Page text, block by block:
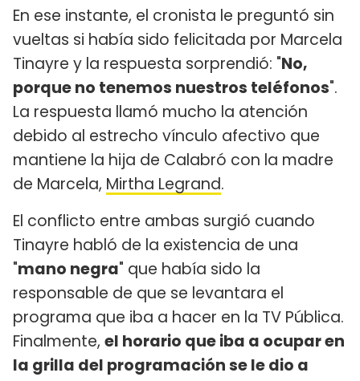
En ese instante, el cronista le preguntó sin
vueltas si había sido felicitada por Marcela
Tinayre y la respuesta sorprendió: "No,
porque no tenemos nuestros teléfonos".
La respuesta llamó mucho la atención
debido al estrecho vínculo afectivo que
mantiene la hija de Calabró con la madre
de Marcela, Mirtha Legrand.
El conflicto entre ambas surgió cuando
Tinayre habló de la existencia de una
"mano negra" que había sido la
responsable de que se levantara el
programa que iba a hacer en la TV Pública.
Finalmente, el horario que iba a ocupar en
la grilla del programación se le dio a